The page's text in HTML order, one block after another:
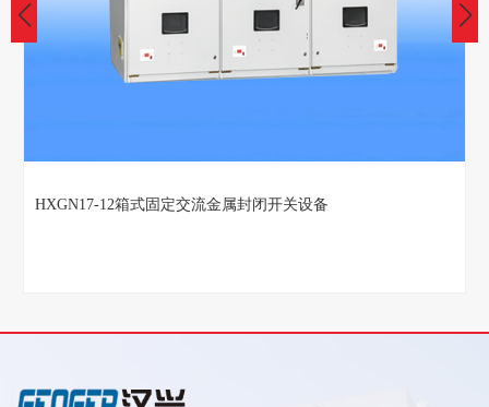
HXGN17-12箱式固定交流金属封闭开关设备